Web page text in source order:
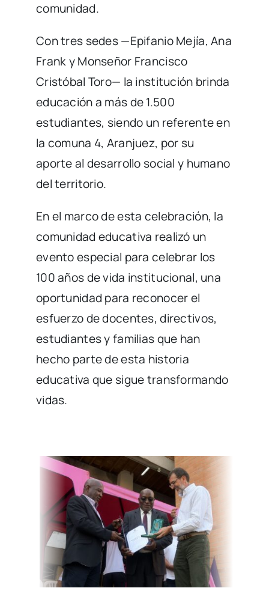
comunidad.
Con tres sedes —Epifanio Mejía, Ana
Frank y Monseñor Francisco
Cristóbal Toro— la institución brinda
educación a más de 1.500
estudiantes, siendo un referente en
la comuna 4, Aranjuez, por su
aporte al desarrollo social y humano
del territorio.
En el marco de esta celebración, la
comunidad educativa realizó un
evento especial para celebrar los
100 años de vida institucional, una
oportunidad para reconocer el
esfuerzo de docentes, directivos,
estudiantes y familias que han
hecho parte de esta historia
educativa que sigue transformando
vidas.